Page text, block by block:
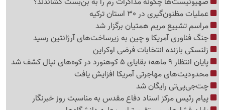
عملیات مظنون‌گیری در 30 استان ترکیه
مراسم تشییع مریم همتیان برگزار شد
جنگ فناوری آمریکا و چین به زیرساخت‌های آرژانتین رسید
زلنسکی بازنده انتخابات فرضی اوکراین
پایان انتظار 9 ماهه؛ بقایای 5 کوهنورد در کوه‌های نپال کشف شد
محدودیت‌های مهاجرتی آمریکا افزایش یافت
چت‌جی‌پی‌تی رایگان شد
پیام رئیس مرکز اسناد دفاع مقدس به مناسبت روز خبرنگار